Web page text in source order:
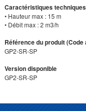
Caractéristiques techniques
• Hauteur max : 15 m
• Débit max : 2 m3/h
Référence du produit (Code
GP2-SR-SP
Version disponible
GP2-SR-SP